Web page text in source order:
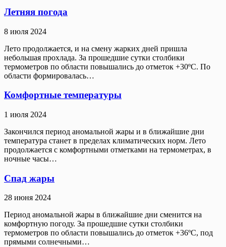
Летняя погода
8 июля 2024
Лето продолжается, и на смену жарких дней пришла
небольшая прохлада. За прошедшие сутки столбики
термометров по области повышались до отметок +30ºС. По
области формировалась…
Комфортные температуры
1 июля 2024
Закончился период аномальной жары и в ближайшие дни
температура станет в пределах климатических норм. Лето
продолжается с комфортными отметками на термометрах, в
ночные часы…
Спад жары
28 июня 2024
Период аномальной жары в ближайшие дни сменится на
комфортную погоду. За прошедшие сутки столбики
термометров по области повышались до отметок +36ºС, под
прямыми солнечными…